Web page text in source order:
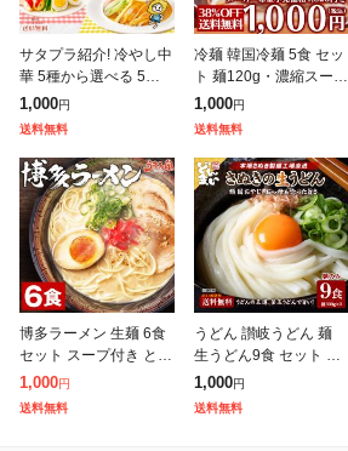
サタプラ紹介! 冷やし中
華 5種から選べる 5食 6
食 レモンちゃん シーク
ワーサーちゃん うめね
プレミ
1,000円
送料無料
冷麺 韓国冷麺 5食 セッ
ト 麺120g・濃縮スープ
30g×各5袋 メール便 送
料無料 他商品と同梱不
1,000円
送料無料
博多ラーメン 生麺 6食
セット スープ付き とん
こつラーメン ご当地 送
料無料 福岡 屋台 豚骨
1,000円
送料無料
うどん 讃岐うどん 麺
生うどん9食 セット 送
料無料(300g(3食)×3袋)
普通麺 麺のみ [メール
1,000円
送料無料